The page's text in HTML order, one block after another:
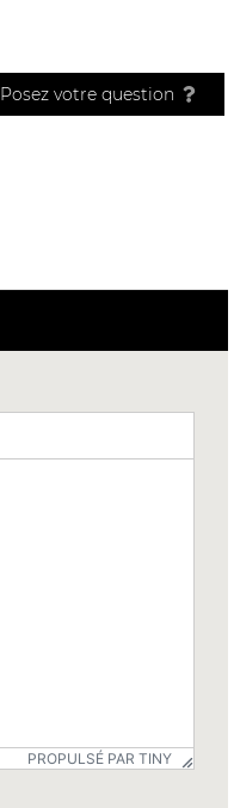
Posez votre question
PROPULSÉ PAR TINY